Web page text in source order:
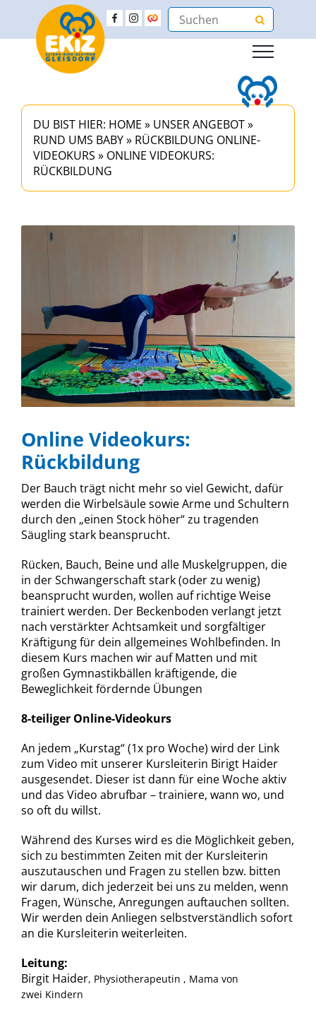
DU BIST HIER: HOME » UNSER ANGEBOT»
RUND UMS BABY» RÜCKBILDUNG ONLINE-
VIDEOKURS » ONLINE VIDEOKURS:
RÜCKBILDUNG
Online Videokurs:
Rückbildung
Der Bauch trägt nicht mehr so viel Gewicht, dafür
werden die Wirbelsäule sowie Arme und Schultern
durch den „einen Stock höher“ zu tragenden
Säugling stark beansprucht.
Rücken, Bauch, Beine und alle Muskelgruppen, die
in der Schwangerschaft stark (oder zu wenig)
beansprucht wurden, wollen auf richtige Weise
trainiert werden. Der Beckenboden verlangt jetzt
nach verstärkter Achtsamkeit und sorgfältiger
Kräftigung für dein allgemeines Wohlbefinden. In
diesem Kurs machen wir auf Matten und mit
großen Gymnastikbällen kräftigende, die
Beweglichkeit fördernde Übungen
8-teiliger Online-Videokurs
An jedem „Kurstag“ (1x pro Woche) wird der Link
zum Video mit unserer Kursleiterin Birigt Haider
ausgesendet. Dieser ist dann für eine Woche aktiv
und das Video abrufbar – trainiere, wann wo, und
so oft du willst.
Während des Kurses wird es die Möglichkeit geben,
sich zu bestimmten Zeiten mit der Kursleiterin
auszutauschen und Fragen zu stellen bzw. bitten
wir darum, dich jederzeit bei uns zu melden, wenn
Fragen, Wünsche, Anregungen auftauchen sollten.
Wir werden dein Anliegen selbstverständlich sofort
an die Kursleiterin weiterleiten.
Leitung:
Birgit Haider, Physiotherapeutin , Mama von
zwei Kindern